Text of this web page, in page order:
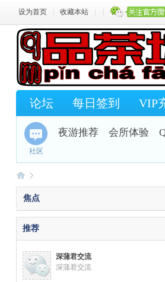
设为首页 收藏本站
论坛 每日签到 VIP
社区
夜游推荐 会所体验
»
焦点
推荐
深蒲君交流
深蒲君交流